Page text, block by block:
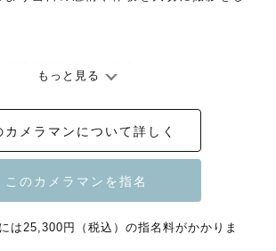
族の大切な思い出。
族で過ごす時間を楽しんでいただくこと
っています。
の延長線上に生まれるもの。
ん、ご家族の皆様も一緒になって楽しん
いです。
もっと見る
カメラマンについて詳しく
は25,300円（税込）の指名料がかかりま